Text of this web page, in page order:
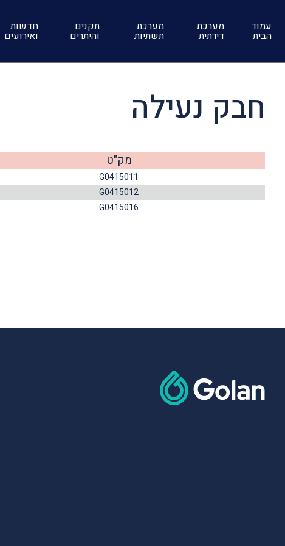
עמוד
הבית
מערכת
דירתית
מערכת
תשתיות
תקנים
והיתרים
חדשות
ואירועים
חבק נעילה
מק"ט
G0415011
G0415012
G0415016